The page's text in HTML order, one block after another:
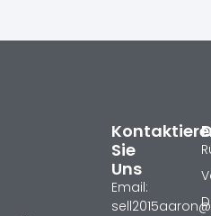
Sie
Uns
Email: